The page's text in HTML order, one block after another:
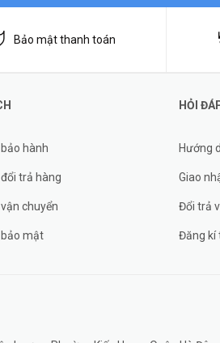
Bảo mật thanh toán
hành
trả hàng
chuyển
mật
HỎI
Hướng
Giao
Đổi trả
Đăng kí